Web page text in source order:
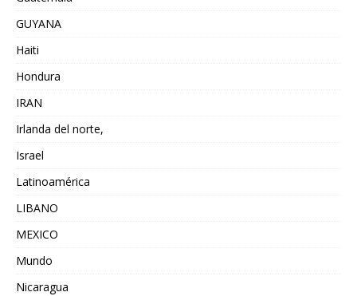
GUYANA
Haiti
Hondura
IRAN
Irlanda del norte,
Israel
Latinoamérica
LIBANO
MEXICO
Mundo
Nicaragua